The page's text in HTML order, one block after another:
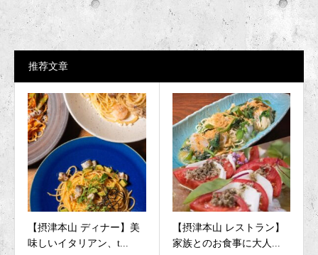
推荐文章
【摂津本山 ディナー】美
味しいイタリアン、t...
【摂津本山 レストラン】
家族とのお食事に大人...